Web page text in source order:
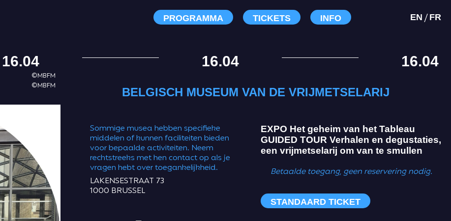
PROGRAMMA TICKETS INFO EN / FR
16.04 16.04 16.04
©MBFM
©MBFM
BELGISCH MUSEUM VAN DE VRIJMETSELARIJ
Sommige musea hebben specifieke
middelen of kunnen faciliteiten bieden
voor bepaalde activiteiten. Neem
rechtstreeks met hen contact op als je
vragen hebt over toegankelijkheid.
LAKENSESTRAAT 73
1000 BRUSSEL
EXPO Het geheim van het Tableau
GUIDED TOUR Verhalen en degustaties,
een vrijmetselarij om van te smullen
Betaalde toegang, geen reservering nodig.
STANDAARD TICKET